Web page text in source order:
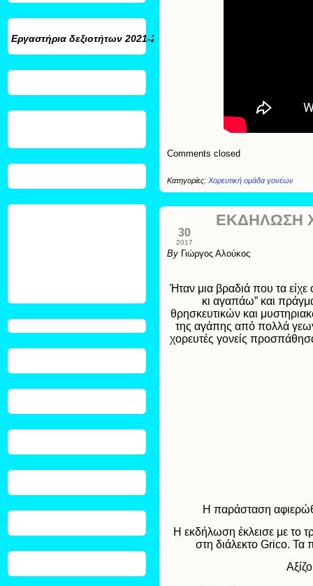
Εργαστήρια δεξιοτήτων 2021-2022
Comments closed
Κατηγορίες: Χορευτική ομάδα γονέων
30
2017
ΕΚΔΗΛΩΣΗ
By Γιώργος Αλούκος
Ήταν μια βραδιά που τα
κι αγαπάω” και
θρησκευτικών και
της αγάπης από πολλά
χορευτές γονείς
Η παράσταση
Η εκδήλωση έκλεισε με το
στη διάλεκτο Grico. Τα